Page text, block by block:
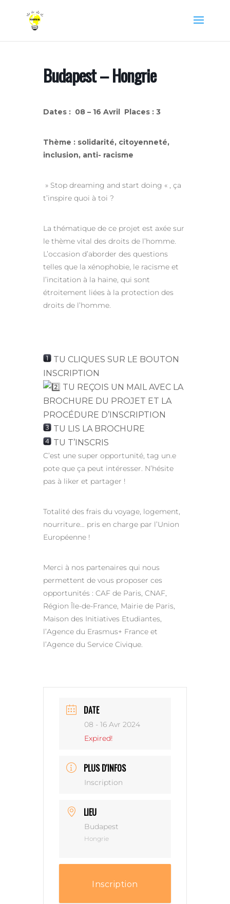
Budapest – Hongrie
Dates : 08 – 16 Avril Places : 3
Thème : solidarité, citoyenneté,
inclusion, anti- racisme
» Stop dreaming and start doing « , ça
t’inspire quoi à toi ?
La thématique de ce projet est axée sur
le thème vital des droits de l’homme.
L’occasion d’aborder des questions
telles que la xénophobie, le racisme et
l’incitation à la haine, qui sont
étroitement liées à la protection des
droits de l’homme.
TU CLIQUES SUR LE BOUTON
INSCRIPTION
TU REÇOIS UN MAIL AVEC LA
BROCHURE DU PROJET ET LA
PROCÉDURE D’INSCRIPTION
TU LIS LA BROCHURE
TU T’INSCRIS
C’est une super opportunité, tag un.e
pote que ça peut intéresser. N’hésite
pas à liker et partager !
Totalité des frais du voyage, logement,
nourriture… pris en charge par l’Union
Européenne !
Merci à nos partenaires qui nous
permettent de vous proposer ces
opportunités : CAF de Paris, CNAF,
Région Île-de-France, Mairie de Paris,
Maison des Initiatives Etudiantes,
l’Agence du Erasmus+ France et
l’Agence du Service Civique.
DATE
08 - 16 Avr 2024
Expired!
PLUS D'INFOS
Inscription
LIEU
Budapest
Hongrie
Inscription